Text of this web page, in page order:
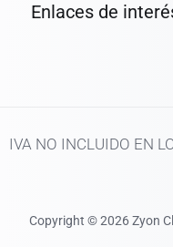
Enlaces de
Copyright © 2026 Zyon
IVA NO INCLUIDO EN